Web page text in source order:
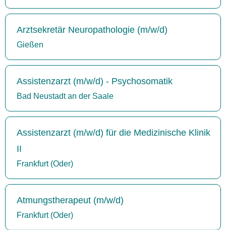
Arztsekretär Neuropathologie (m/w/d)
Gießen
Assistenzarzt (m/w/d) - Psychosomatik
Bad Neustadt an der Saale
Assistenzarzt (m/w/d) für die Medizinische Klinik
II
Frankfurt (Oder)
Atmungstherapeut (m/w/d)
Frankfurt (Oder)